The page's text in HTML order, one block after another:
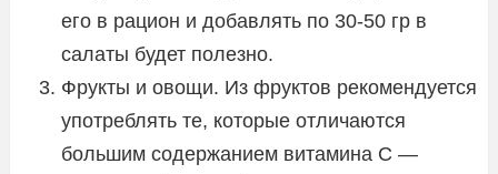
его в рацион и добавлять по 30-50 гр в
салаты будет полезно.
Фрукты и овощи. Из фруктов рекомендуется
употреблять те, которые отличаются
большим содержанием витамина С —